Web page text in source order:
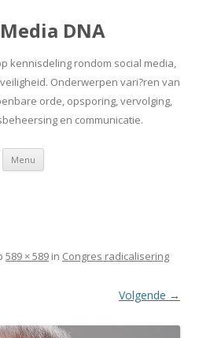
DNA
kennisdeling rondom social media,
Onderwerpen vari?ren van
orde, opsporing, vervolging,
en communicatie.
Menu Spring
inhoud
589 × 589 in Congres radicalisering
Volgende →